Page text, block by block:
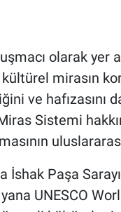
olarak yer
mirasın
ve hafızasını
Sistemi
İshak Paşa
yana UNESCO